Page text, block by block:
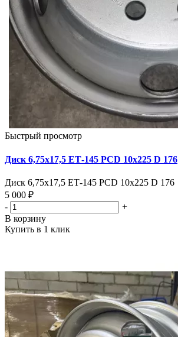
Быстрый просмотр
Диск 6,75х17,5 ЕТ-145 PCD 10x225 D 176
Диск 6,75х17,5 ЕТ-145 PCD 10x225 D 176
5 000 ₽
-
+
В корзину
Купить в 1 клик